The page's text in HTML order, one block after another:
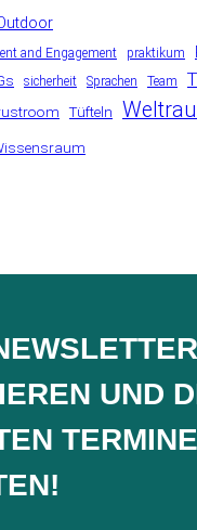
and Engagement praktikum
sicherheit Sprachen Team
Tüfteln
UND
TERMINE